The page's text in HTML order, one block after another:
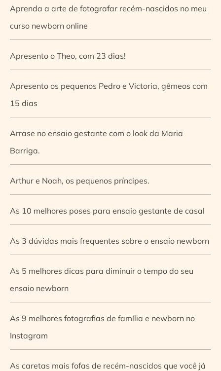
Aprenda a arte de fotografar recém-nascidos no meu
curso newborn online
Apresento o Theo, com 23 dias!
Apresento os pequenos Pedro e Victoria, gêmeos com
15 dias
Arrase no ensaio gestante com o look da Maria
Barriga.
Arthur e Noah, os pequenos príncipes.
As 10 melhores poses para ensaio gestante de casal
As 3 dúvidas mais frequentes sobre o ensaio newborn
As 5 melhores dicas para diminuir o tempo do seu
ensaio newborn
As 9 melhores fotografias de família e newborn no
Instagram
As caretas mais fofas de recém-nascidos que você já